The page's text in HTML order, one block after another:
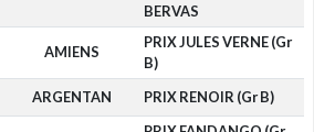
BERVAS
AMIENS
PRIX JULES VERNE (Gr
B)
ARGENTAN PRIX RENOIR (Gr B)